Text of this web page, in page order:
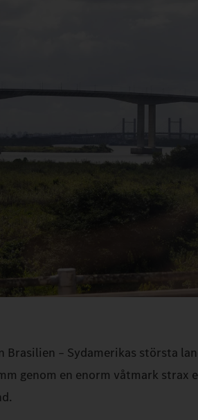
Brasilien – Sydamerikas
genom en enorm våtmark